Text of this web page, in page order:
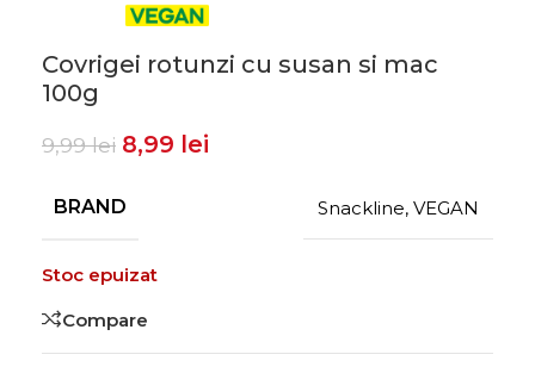
Covrigei rotunzi cu susan si mac
100g
9,99lei 8,99 lei
BRAND Snackline, VEGAN
Stoc epuizat
Compare